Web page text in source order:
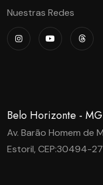
Nuestras Redes
Belo Horizonte - MG
Av. Barão Homem de
Estoril, CEP:30494-